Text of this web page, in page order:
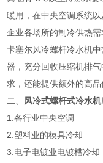
暖用，在中央空调系统
企业各场所的制冷供热
卡塞尔风冷螺杆冷水机
器，充分回收压缩机排
求，还能提供额外的高
二、
风冷式螺杆式冷水机
1.各行业中央空调
2.塑料业的模具冷却
3.电子电镀业电镀槽冷却